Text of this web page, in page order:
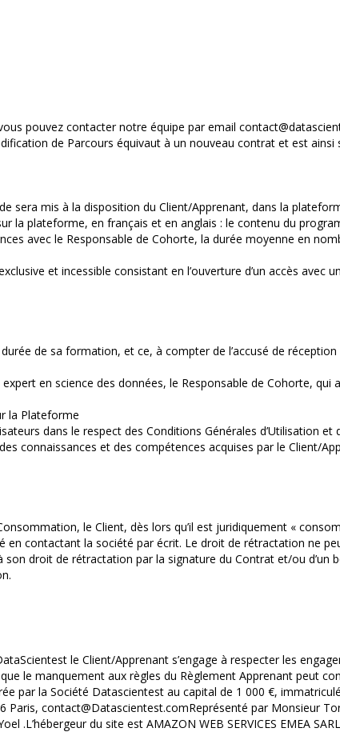
pouvez contacter notre équipe par email
de Parcours équivaut à un nouveau contrat et est
sera mis à la disposition du Client/Apprenant, dans la
la plateforme, en français et en anglais : le contenu du
avec le Responsable de Cohorte, la durée moyenne en
et incessible consistant en l’ouverture d’un accès
de sa formation, et ce, à compter de l’accusé de
en science des données, le Responsable de Cohorte, qui
la Plateforme
dans le respect des Conditions Générales d’Utilisation
connaissances et des compétences acquises par le Client/
le Client, dès lors qu’il est juridiquement «
contactant la société par écrit. Le droit de rétractation ne
droit de rétractation par la signature du Contrat et/ou d’un
le Client/Apprenant s’engage à respecter les
le manquement aux règles du Règlement Apprenant peut
par la Société Datascientest au capital de 1 000 €,
contact@Datascientest.comReprésenté par Monsieur
du site est AMAZON WEB SERVICES EMEA